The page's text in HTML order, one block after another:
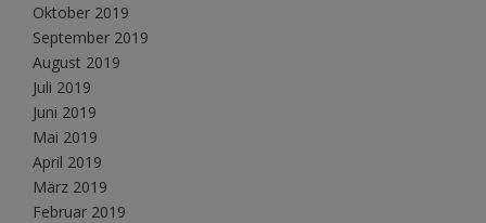
Oktober 2019
September 2019
August 2019
Juli 2019
Juni 2019
Mai 2019
April 2019
März 2019
Februar 2019